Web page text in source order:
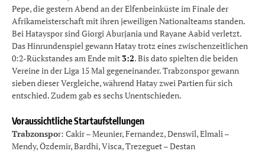
Pepe, die gestern Abend an der Elfenbeinküste im Finale der
Afrikameisterschaft mit ihren jeweiligen Nationalteams standen.
Bei Hatayspor sind Giorgi Aburjania und Rayane Aabid verletzt.
Das Hinrundenspiel gewann Hatay trotz eines zwischenzeitlichen
0:2-Rückstandes am Ende mit 3:2. Bis dato spielten die beiden
Vereine in der Liga 15 Mal gegeneinander. Trabzonspor gewann
sieben dieser Vergleiche, während Hatay zwei Partien für sich
entschied. Zudem gab es sechs Unentschieden.
Voraussichtliche Startaufstellungen
Trabzonspor: Cakir – Meunier, Fernandez, Denswil, Elmali –
Mendy, Özdemir, Bardhi, Visca, Trezeguet – Destan